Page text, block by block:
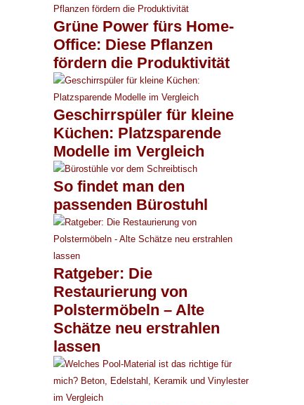
Grüne Power fürs Home-
Office: Diese Pflanzen
fördern die Produktivität
Geschirrspüler für kleine
Küchen: Platzsparende
Modelle im Vergleich
So findet man den
passenden Bürostuhl
Ratgeber: Die
Restaurierung von
Polstermöbeln – Alte
Schätze neu erstrahlen
lassen